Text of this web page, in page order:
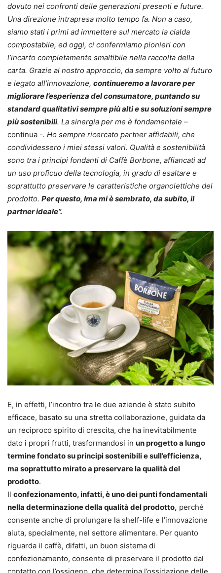
dovuto nei confronti delle generazioni presenti e future.
Una direzione intrapresa molto tempo fa. Non a caso,
siamo stati i primi ad immettere sul mercato la cialda
compostabile, ed oggi, ci confermiamo pionieri con
l’incarto completamente smaltibile nella raccolta della
carta. Grazie al nostro approccio, da sempre volto al futuro
e legato all’innovazione, continueremo a lavorare per
migliorare l’esperienza del consumatore, puntando su
standard qualitativi sempre più alti e su soluzioni sempre
più sostenibili. La sinergia per me è fondamentale –
continua -. Ho sempre ricercato partner affidabili, che
condividessero i miei stessi valori. Qualità e sostenibilità
sono tra i principi fondanti di Caffè Borbone, affiancati ad
un uso proficuo della tecnologia, in grado di esaltare e
soprattutto preservare le caratteristiche organolettiche del
prodotto. Per questo, Ima mi è sembrato, da subito, il
partner ideale”.
E, in effetti, l’incontro tra le due aziende è stato subito
efficace, basato su una stretta collaborazione, guidata da
un reciproco spirito di crescita, che ha inevitabilmente
dato i propri frutti, trasformandosi in un progetto a lungo
termine fondato su principi sostenibili e sull’efficienza,
ma soprattutto mirato a preservare la qualità del
prodotto.
Il confezionamento, infatti, è uno dei punti fondamentali
nella determinazione della qualità del prodotto, perché
consente anche di prolungare la shelf-life e l’innovazione
aiuta, specialmente, nel settore alimentare. Per quanto
riguarda il caffè, difatti, un buon sistema di
confezionamento, consente di preservare il prodotto dal